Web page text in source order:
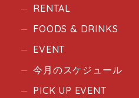
RENTAL
FOODS & DRINKS
EVENT
今月のスケジュール
PICK UP EVENT